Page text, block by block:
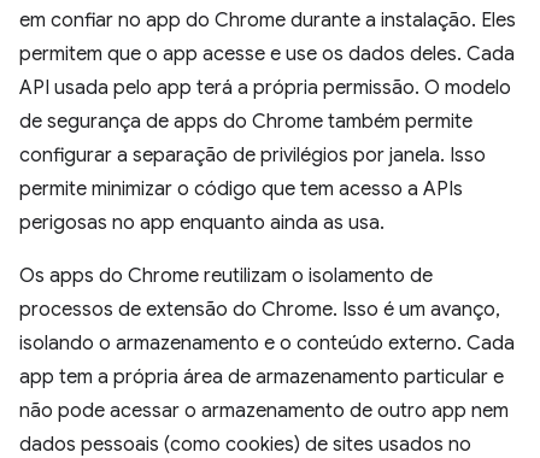
em confiar no app do Chrome durante a instalação. Eles
permitem que o app acesse e use os dados deles. Cada
API usada pelo app terá a própria permissão. O modelo
de segurança de apps do Chrome também permite
configurar a separação de privilégios por janela. Isso
permite minimizar o código que tem acesso a APIs
perigosas no app enquanto ainda as usa.
Os apps do Chrome reutilizam o isolamento de
processos de extensão do Chrome. Isso é um avanço,
isolando o armazenamento e o conteúdo externo. Cada
app tem a própria área de armazenamento particular e
não pode acessar o armazenamento de outro app nem
dados pessoais (como cookies) de sites usados no